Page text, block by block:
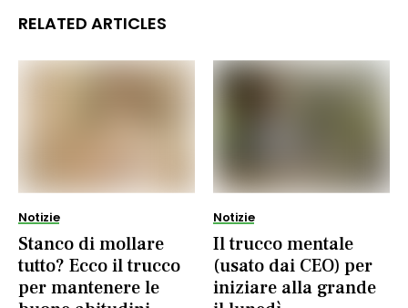
RELATED ARTICLES
Notizie
Stanco di mollare
tutto? Ecco il trucco
per mantenere le
Notizie
Il trucco mentale
(usato dai CEO) per
iniziare alla grande